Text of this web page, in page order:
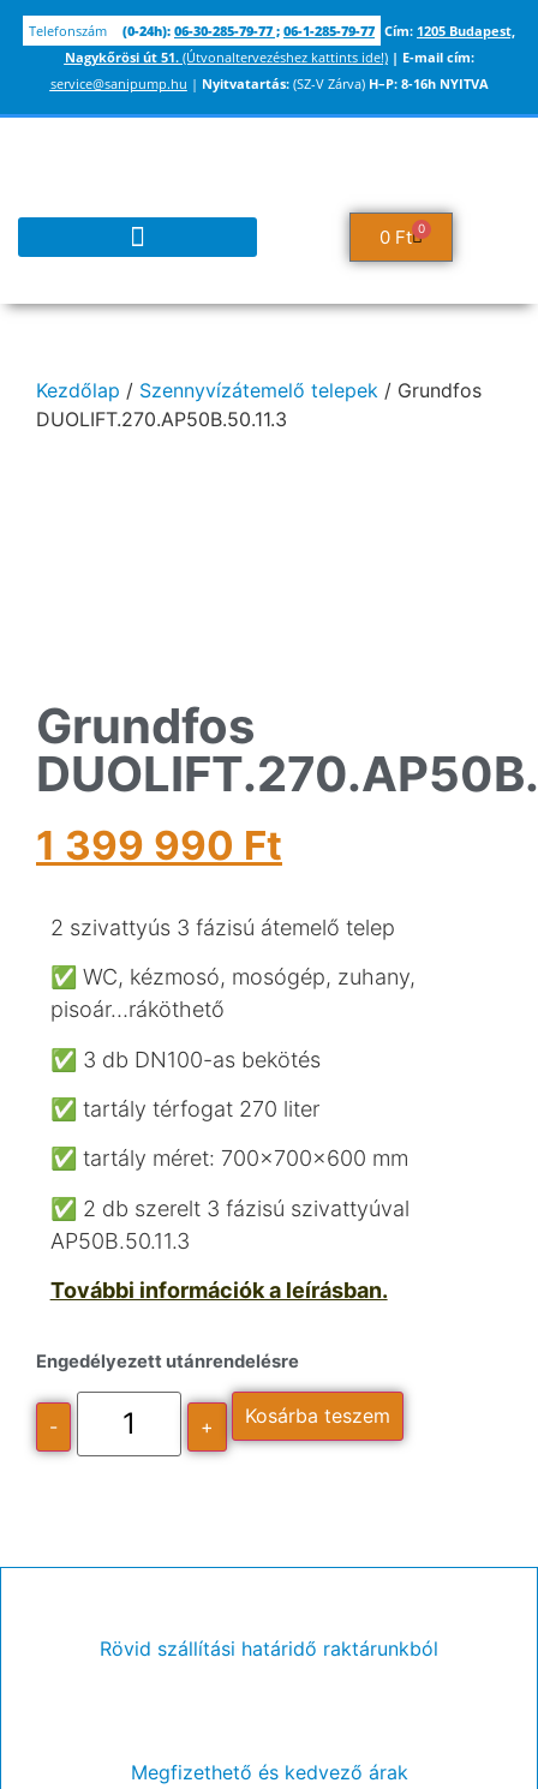
Telefonszám (0-24h): 06-30-285-79-77 ; 06-1-285-79-77 Cím: 1205 Budapest,
Nagykőrösi út 51.(Útvonaltervezéshez kattints ide!) | E-mail cím:
service@sanipump.hu | Nyitvatartás:(SZ-V Zárva) H–P: 8-16h NYITVA
0 Ft 0
Kezdőlap / Szennyvízátemelő telepek / Grundfos
DUOLIFT.270.AP50B.50.11.3
Grundfos
1 399 990 Ft
2 szivattyús 3 fázisú átemelő telep
✅ WC, kézmosó, mosógép, zuhany,
pisoár…ráköthető
✅ 3 db DN100-as bekötés
✅ tartály térfogat 270 liter
✅ tartály méret: 700x700x600 mm
✅ 2 db szerelt 3 fázisú szivattyúval
AP50B.50.11.3
További információk a leírásban.
Engedélyezett utánrendelésre
- + Kosárba teszem
Rövid szállítási határidő raktárunkból
Megfizethető és kedvező árak